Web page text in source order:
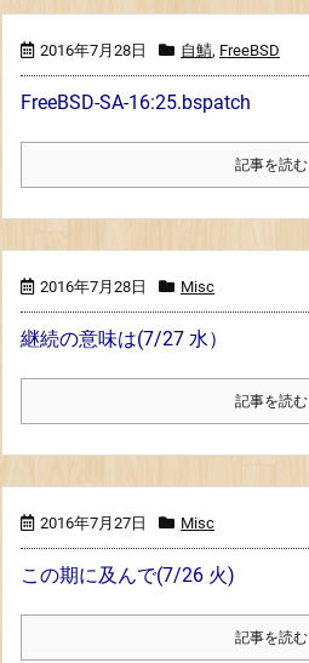
2016年7月28日 自鯖, FreeBSD
FreeBSD-SA-16:25.bspatch
記事を読む
2016年7月28日 Misc
継続の意味は(7/27 水）
記事を読む
2016年7月27日 Misc
この期に及んで(7/26 火)
記事を読む